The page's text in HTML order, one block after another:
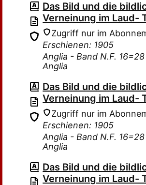
Das Bild und die
Verneinung im Laud-
Zugriff nur im
Erschienen: 1905
Anglia - Band N.F.
Anglia
Das Bild und die
Verneinung im Laud-
Zugriff nur im
Erschienen: 1905
Anglia - Band N.F.
Anglia
Das Bild und die
Verneinung im Laud-